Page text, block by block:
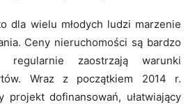
dla wielu młodych ludzi marzenie
Ceny nieruchomości są bardzo
zaostrzają warunki
Wraz z początkiem 2014 r.
projekt dofinansowań, ułatwiający